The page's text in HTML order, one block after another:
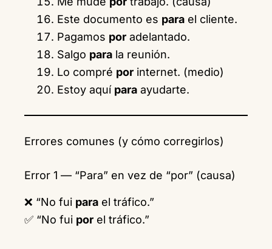
Este documento es para el cliente.
Pagamos por adelantado.
Salgo para la reunión.
Lo compré por internet. (medio)
Estoy aquí para ayudarte.
Errores comunes (y cómo corregirlos)
Error 1 — “Para” en vez de “por” (causa)
❌ “No fui para el tráfico.”
✅ “No fui por el tráfico.”